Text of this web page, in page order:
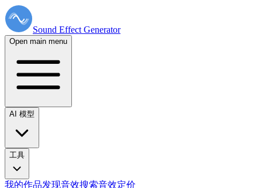
Sound Effect Generator
Open main menu
AI 模型
工具
我的作品发现音效搜索音效定价